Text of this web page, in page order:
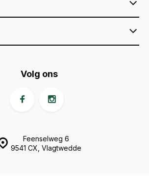
Feenselweg 6
9541 CX, Vlagtwedde
Volg ons